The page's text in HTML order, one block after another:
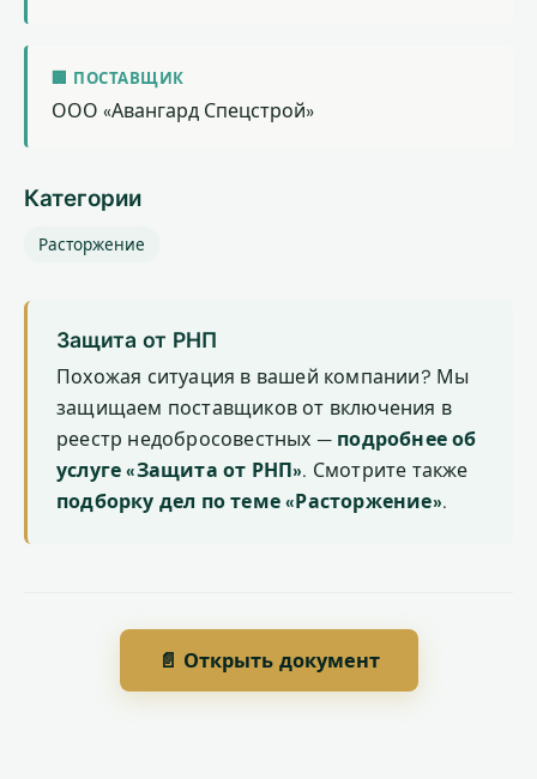
🏢 ПОСТАВЩИК
ООО «Авангард Спецстрой»
Категории
Расторжение
Защита от РНП
Похожая ситуация в вашей компании? Мы
защищаем поставщиков от включения в
реестр недобросовестных — подробнее об
услуге «Защита от РНП». Смотрите также
подборку дел по теме «Расторжение».
📄 Открыть документ